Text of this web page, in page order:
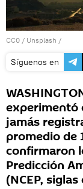
CC0 / Unsplash /
Síguenos en
experimentó
jamás
promedio de
confirmaron
Predicción
(NCEP,